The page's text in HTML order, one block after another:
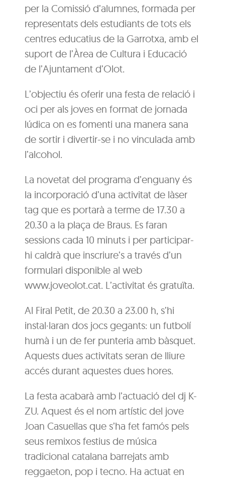
per la Comissió d’alumnes, formada per
representats dels estudiants de tots els
centres educatius de la Garrotxa, amb el
suport de l’Àrea de Cultura i Educació
de l’Ajuntament d’Olot.
L’objectiu és oferir una festa de relació i
oci per als joves en format de jornada
lúdica on es fomenti una manera sana
de sortir i divertir-se i no vinculada amb
l’alcohol.
La novetat del programa d’enguany és
la incorporació d’una activitat de làser
tag que es portarà a terme de 17.30 a
20.30 a la plaça de Braus. Es faran
sessions cada 10 minuts i per participar-
hi caldrà que inscriure’s a través d’un
formulari disponible al web
www.joveolot.cat. L’activitat és gratuïta.
Al Firal Petit, de 20.30 a 23.00 h, s’hi
instal·laran dos jocs gegants: un futbolí
humà i un de fer punteria amb bàsquet.
Aquests dues activitats seran de lliure
accés durant aquestes dues hores.
La festa acabarà amb l’actuació del dj K-
ZU. Aquest és el nom artístic del jove
Joan Casuellas que s’ha fet famós pels
seus remixos festius de música
tradicional catalana barrejats amb
reggaeton, pop i tecno. Ha actuat en